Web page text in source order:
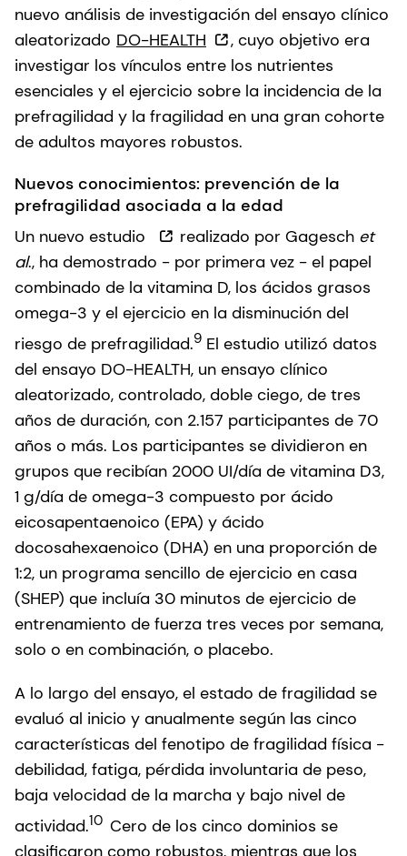
nuevo análisis de investigación del ensayo clínico
aleatorizado DO-HEALTH
, cuyo objetivo era
investigar los vínculos entre los nutrientes
esenciales y el ejercicio sobre la incidencia de la
prefragilidad y la fragilidad en una gran cohorte
de adultos mayores robustos.
Nuevos conocimientos: prevención de la
prefragilidad asociada a la edad
Un nuevo estudio
realizado por Gagesch et
al., ha demostrado - por primera vez - el papel
combinado de la vitamina D, los ácidos grasos
omega-3 y el ejercicio en la disminución del
riesgo de prefragilidad.9 El estudio utilizó datos
del ensayo DO-HEALTH, un ensayo clínico
aleatorizado, controlado, doble ciego, de tres
años de duración, con 2.157 participantes de 70
años o más. Los participantes se dividieron en
grupos que recibían 2000 UI/día de vitamina D3,
1 g/día de omega-3 compuesto por ácido
eicosapentaenoico (EPA) y ácido
docosahexaenoico (DHA) en una proporción de
1:2, un programa sencillo de ejercicio en casa
(SHEP) que incluía 30 minutos de ejercicio de
entrenamiento de fuerza tres veces por semana,
solo o en combinación, o placebo.
A lo largo del ensayo, el estado de fragilidad se
evaluó al inicio y anualmente según las cinco
características del fenotipo de fragilidad física -
debilidad, fatiga, pérdida involuntaria de peso,
baja velocidad de la marcha y bajo nivel de
actividad.10 Cero de los cinco dominios se
clasificaron como robustos, mientras que los